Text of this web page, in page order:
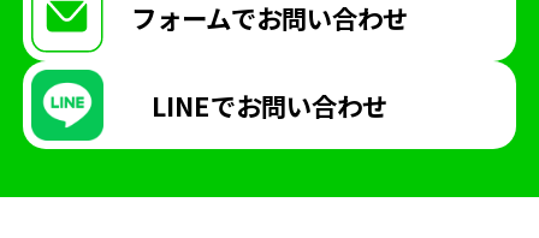
フォームでお問い合わせ
LINEでお問い合わせ